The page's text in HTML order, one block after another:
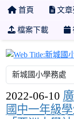
首頁 文章
檔案下載
2022-06-10
國中一年級